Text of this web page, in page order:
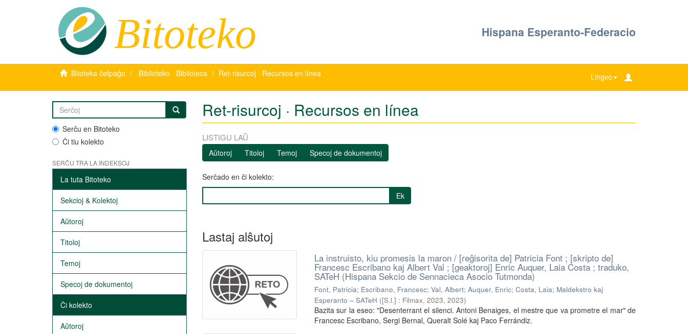
Bitoteko Hispana Esperanto-Federacio
Bitoteka ĉefpaĝo Biblioteko · Biblioteca Ret-risurcoj · Recursos en línea Lingvo
Serĉu en Bitoteko
Ĉi tiu kolekto
SERĈU TRA LA INDEKSOJ
La tuta Bitoteko
Sekcioj & Kolektoj
Aŭtoroj
Titoloj
Temoj
Specoj de dokumentoj
Ĉi kolekto
Aŭtoroj
Ret-risurcoj · Recursos en línea
LISTIGU LAŬ
Aŭtoroj Titoloj Temoj Specoj de dokumentoj
Serĉado en ĉi kolekto:
Ek
Lastaj alŝutoj
La instruisto, kiu promesis la maron / [reĝisorita de] Patricia Font ; [skripto de]
Francesc Escribano kaj Albert Val ; [geaktoroj] Enric Auquer, Laia Costa ; traduko,
SATeH (Hispana Sekcio de Sennacieca Asocio Tutmonda)
Font, Patricia; Escribano, Francesc; Val, Albert; Auquer, Enric; Costa, Laia; Maldekstro kaj
Esperanto – SATeH ([S.l.] : Filmax, 2023, 2023)
Bazita sur la eseo: "Desenterrant el silenci. Antoni Benaiges, el mestre que va prometre el mar" de
Francesc Escribano, Sergi Bernal, Queralt Solé kaj Paco Ferrándiz.